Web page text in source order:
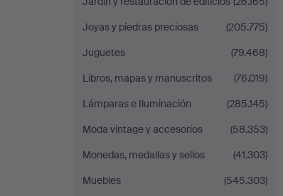
Joyas y piedras preciosas
(205.775)
Juguetes
(79.468)
Libros, mapas y manuscritos
(76.019)
Lámparas e Iluminación
(285.145)
Moda vintage y accesorios
(58.353)
Monedas, medallas y sellos
(41.303)
Muebles
(545.303)